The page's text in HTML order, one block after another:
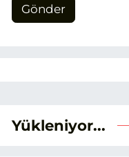
Gönder
Yükleniyor...